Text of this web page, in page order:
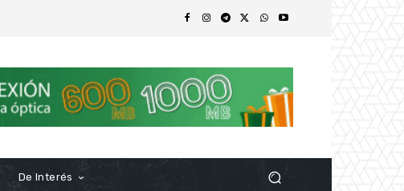
De Interés